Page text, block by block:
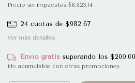
Precio sin impuestos $8.623,14
24 cuotas de $982,67
Ver más detalles
Envío gratis superando los
No acumulable con otras promociones